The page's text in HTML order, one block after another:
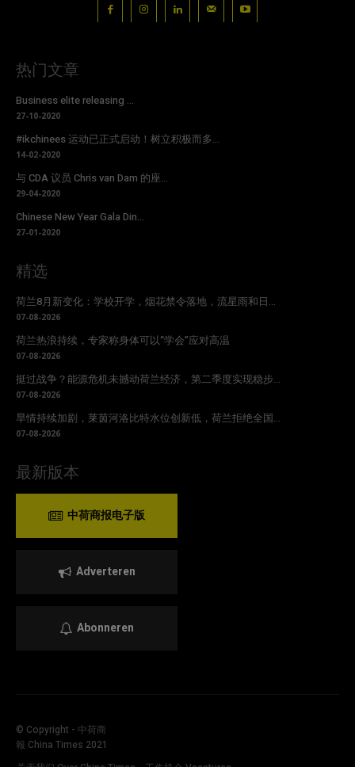
热门文章
Business elite releasing ...
27-10-2020
#ikchinees 运动已正式启动！树立积极而多...
14-02-2020
与 CDA 议员 Chris van Dam 的座...
29-04-2020
Chinese New Year Gala Din...
27-01-2020
精选
荷兰8月新变化：学校开学，烟花禁令落地，流星雨和日...
07-08-2026
荷兰热浪持续，专家称身体可以“学会”应对高温
07-08-2026
挺过战争？能源危机未撼动荷兰经济，第二季度实现稳步...
07-08-2026
旱情持续加剧，莱茵河洛比特水位创新低，荷兰拒绝全国...
07-08-2026
最新版本
中荷商报电子版
Adverteren
Abonneren
© Copyright - 中荷商
報 China Times 2021